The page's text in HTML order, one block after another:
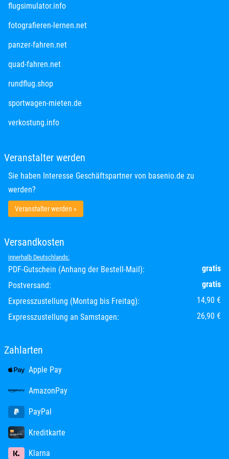
flugsimulator.infoöffnet in neuem Fenster
fotografieren-lernen.netöffnet in neuem Fenster
panzer-fahren.netöffnet in neuem Fenster
quad-fahren.netöffnet in neuem Fenster
rundflug.shopöffnet in neuem Fenster
sportwagen-mieten.de
verkostung.infoöffnet in neuem Fenster
Veranstalter werden
Sie haben Interesse Geschäftspartner von basenio.de zu
werden?
Veranstalter werden »
Versandkosten
innerhalb Deutschlands:
PDF-Gutschein (Anhang der Bestell-Mail):
gratis
Postversand:
gratis
Expresszustellung (Montag bis Freitag):
14,90 €
Expresszustellung an Samstagen:
26,90 €
Zahlarten
Apple Pay
AmazonPay
PayPal
Kreditkarte
Klarna